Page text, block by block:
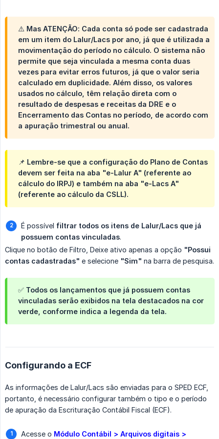
⚠️ Mas ATENÇÃO: Cada conta só pode ser cadastrada
em um item do Lalur/Lacs por ano, já que é utilizada a
movimentação do período no cálculo. O sistema não
permite que seja vinculada a mesma conta duas
vezes para evitar erros futuros, já que o valor seria
calculado em duplicidade. Além disso, os valores
usados no cálculo, têm relação direta com o
resultado de despesas e receitas da DRE e o
Encerramento das Contas no período, de acordo com
a apuração trimestral ou anual.
📌 Lembre-se que a configuração do Plano de Contas
devem ser feita na aba "e-Lalur A" (referente ao
cálculo do IRPJ) e também na aba "e-Lacs A"
(referente ao cálculo da CSLL).
É possível filtrar todos os itens de Lalur/Lacs que já
possuem contas vinculadas.
Clique no botão de Filtro, Deixe ativo apenas a opção "Possui
contas cadastradas" e selecione "Sim" na barra de pesquisa.
✅ Todos os lançamentos que já possuem contas
vinculadas serão exibidos na tela destacados na cor
verde, conforme indica a legenda da tela.
Configurando a ECF
As informações de Lalur/Lacs são enviadas para o SPED ECF,
portanto, é necessário configurar também o tipo e o período
de apuração da Escrituração Contábil Fiscal (ECF).
Acesse o Módulo Contábil > Arquivos digitais >